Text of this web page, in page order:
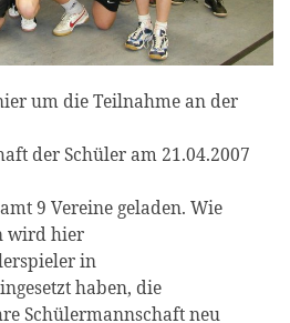
um die Teilnahme an der
der Schüler am 21.04.2007
9 Vereine geladen. Wie
wird hier
in
haben, die
Schülermannschaft neu